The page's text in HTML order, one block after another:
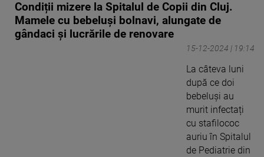
Condiții mizere la Spitalul de Copii din Cluj.
Mamele cu bebeluși bolnavi, alungate de
gândaci și lucrările de renovare
15-12-2024 | 19:14
La câteva luni
după ce doi
bebeluși au
murit infectați
cu stafilococ
auriu în Spitalul
de Pediatrie din